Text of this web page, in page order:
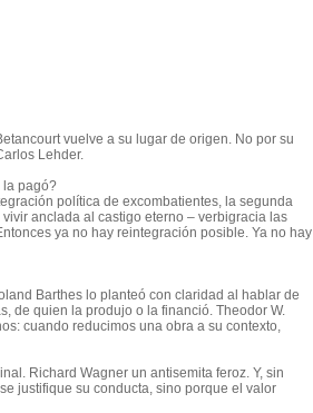
vuelve a su lugar de origen. No por su
Lehder.
la pagó?
política de excombatientes, la segunda
anclada al castigo eterno – verbigracia las
ya no hay reintegración posible. Ya no hay
Barthes lo planteó con claridad al hablar de
, de quien la produjo o la financió. Theodor W.
cuando reducimos una obra a su contexto,
. Richard Wagner un antisemita feroz. Y, sin
justifique su conducta, sino porque el valor